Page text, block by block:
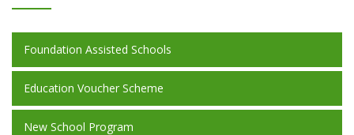
Foundation Assisted Schools
Education Voucher Scheme
New School Program